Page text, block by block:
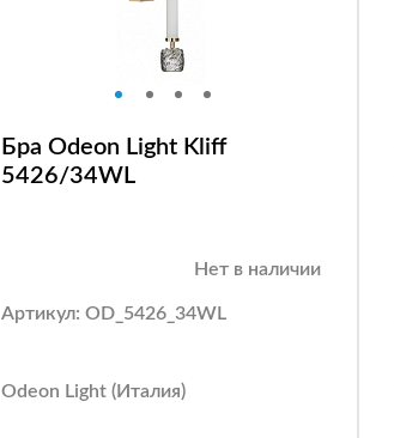
Бра Odeon Light Kliff
5426/34WL
Нет в наличии
Артикул: OD_5426_34WL
Odeon Light (Италия)